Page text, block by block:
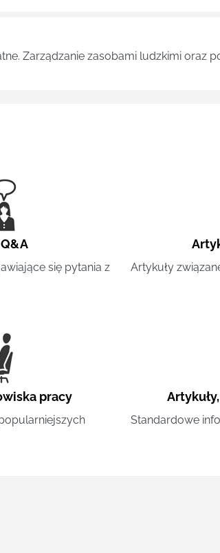
Zarządzanie zasobami ludzkimi oraz
się pytania z
Artykuły
pracy Artykuły,
Standardowe